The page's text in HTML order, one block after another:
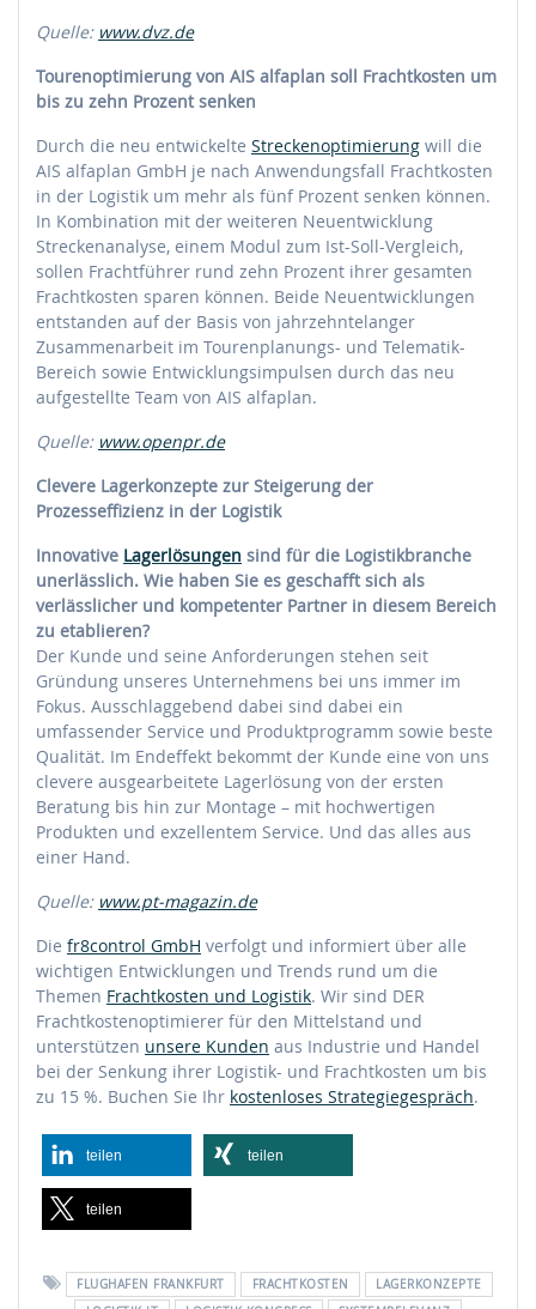
Quelle: www.dvz.de
Tourenoptimierung von AIS alfaplan soll Frachtkosten um
bis zu zehn Prozent senken
Durch die neu entwickelte Streckenoptimierung will die
AIS alfaplan GmbH je nach Anwendungsfall Frachtkosten
in der Logistik um mehr als fünf Prozent senken können.
In Kombination mit der weiteren Neuentwicklung
Streckenanalyse, einem Modul zum Ist-Soll-Vergleich,
sollen Frachtführer rund zehn Prozent ihrer gesamten
Frachtkosten sparen können. Beide Neuentwicklungen
entstanden auf der Basis von jahrzehntelanger
Zusammenarbeit im Tourenplanungs- und Telematik-
Bereich sowie Entwicklungsimpulsen durch das neu
aufgestellte Team von AIS alfaplan.
Quelle: www.openpr.de
Clevere Lagerkonzepte zur Steigerung der
Prozesseffizienz in der Logistik
Innovative Lagerlösungen sind für die Logistikbranche
unerlässlich. Wie haben Sie es geschafft sich als
verlässlicher und kompetenter Partner in diesem Bereich
zu etablieren?
Der Kunde und seine Anforderungen stehen seit
Gründung unseres Unternehmens bei uns immer im
Fokus. Ausschlaggebend dabei sind dabei ein
umfassender Service und Produktprogramm sowie beste
Qualität. Im Endeffekt bekommt der Kunde eine von uns
clevere ausgearbeitete Lagerlösung von der ersten
Beratung bis hin zur Montage – mit hochwertigen
Produkten und exzellentem Service. Und das alles aus
einer Hand.
Quelle: www.pt-magazin.de
Die fr8control GmbH verfolgt und informiert über alle
wichtigen Entwicklungen und Trends rund um die
Themen Frachtkosten und Logistik. Wir sind DER
Frachtkostenoptimierer für den Mittelstand und
unterstützen unsere Kunden aus Industrie und Handel
bei der Senkung ihrer Logistik- und Frachtkosten um bis
zu 15 %. Buchen Sie Ihr kostenloses Strategiegespräch.
teilen teilen
teilen
FLUGHAFEN FRANKFURT FRACHTKOSTEN
LAGERKONZEPTE